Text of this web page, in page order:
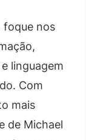
foque nos
linguagem
Com
mais
de Michael